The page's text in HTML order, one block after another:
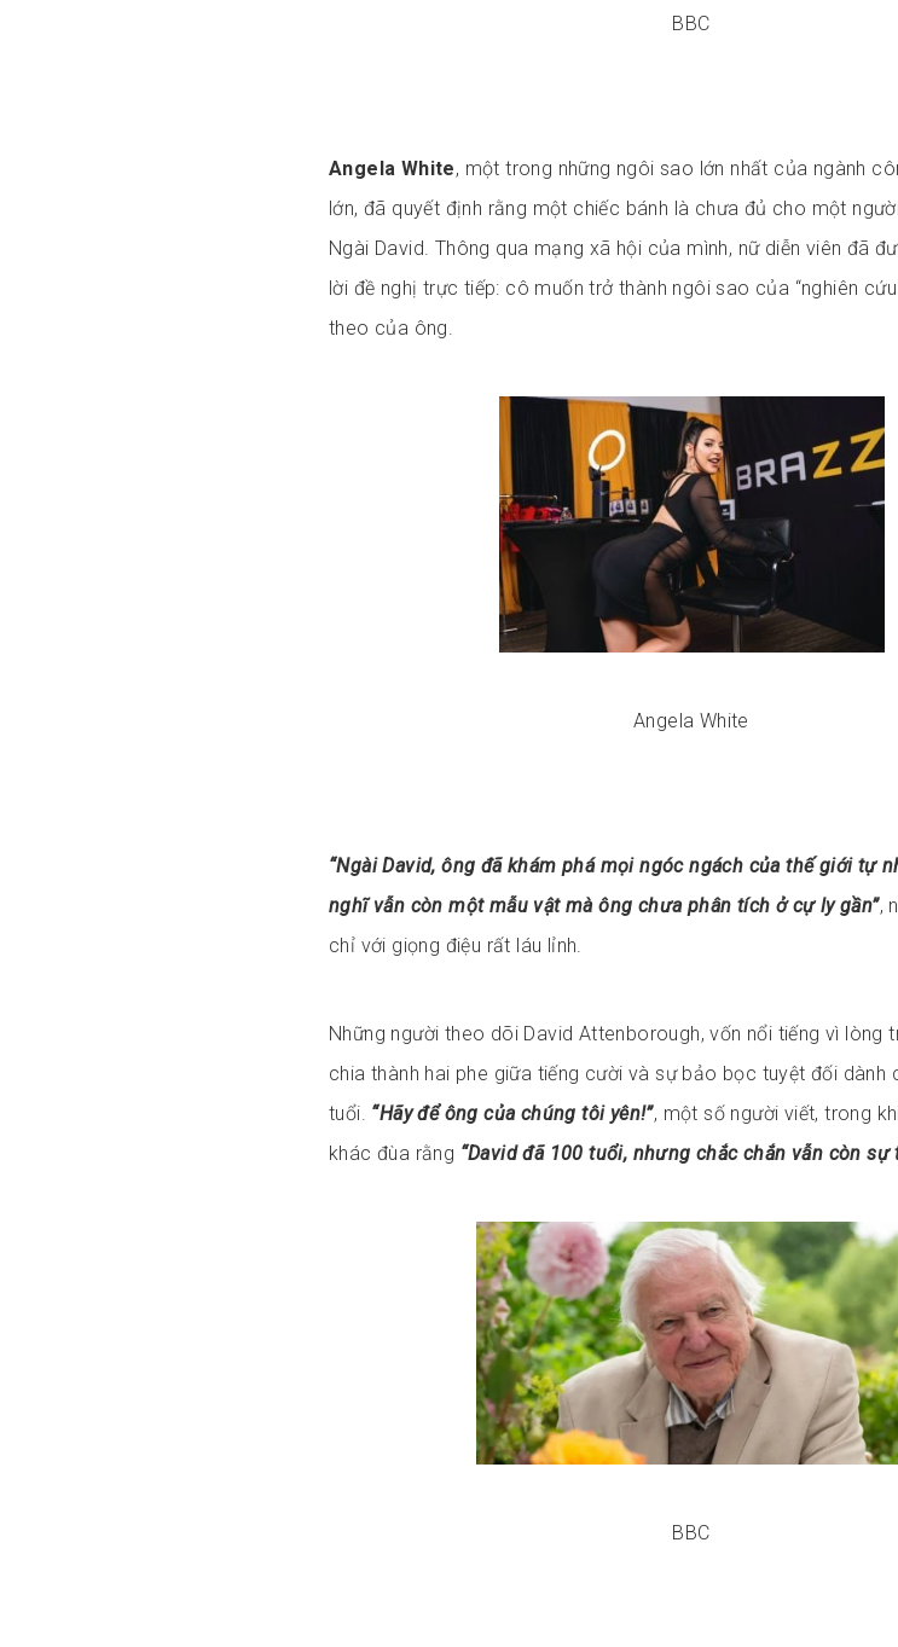
BBC
Angela White, một trong những ngôi sao lớn nhất của ngành
lớn, đã quyết định rằng một chiếc bánh là chưa đủ cho một
Ngài David. Thông qua mạng xã hội của mình, nữ diễn viên đã
lời đề nghị trực tiếp: cô muốn trở thành ngôi sao của “nghiên
theo của ông.
Angela White
“Ngài David, ông đã khám phá mọi ngóc ngách của thế giới tự
nghĩ vẫn còn một mẫu vật mà ông chưa phân tích ở cự ly gần”,
chỉ với giọng điệu rất láu lỉnh.
Những người theo dõi David Attenborough, vốn nổi tiếng vì lòng
chia thành hai phe giữa tiếng cười và sự bảo bọc tuyệt đối dành
tuổi. “Hãy để ông của chúng tôi yên!”, một số người viết, trong
khác đùa rằng “David đã 100 tuổi, nhưng chắc chắn vẫn còn sự
BBC